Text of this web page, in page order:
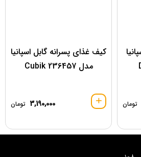
تومان
کیف غذای پسرانه گابل اسپانیا
مدل 236457 Cubik
3,190,000 تومان